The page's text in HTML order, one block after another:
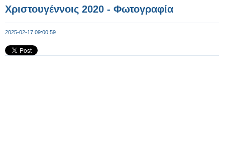
Χριστουγέννοις 2020 - Φωτογραφία
2025-02-17 09:00:59